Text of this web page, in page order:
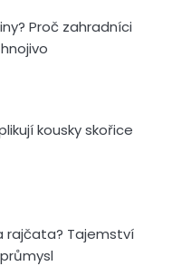
Proč zahradníci
kousky skořice
rajčata? Tajemství